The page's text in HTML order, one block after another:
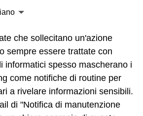
che sollecitano un'azione
sempre essere trattate con
informatici spesso mascherano i
come notifiche di routine per
a rivelare informazioni sensibili.
di "Notifica di manutenzione